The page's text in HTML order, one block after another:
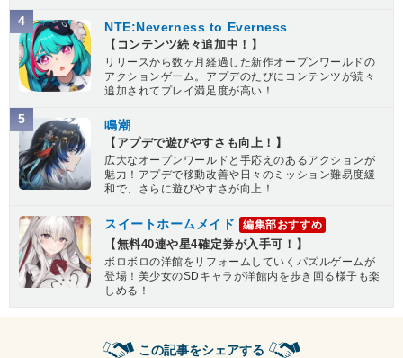
4 NTE:Neverness to Everness
【コンテンツ続々追加中！】
リリースから数ヶ月経過した新作オープンワールドの
アクションゲーム。アプデのたびにコンテンツが続々
追加されてプレイ満足度が高い！
5 鳴潮
【アプデで遊びやすさも向上！】
広大なオープンワールドと手応えのあるアクションが
魅力！アプデで移動改善や日々のミッション難易度緩
和で、さらに遊びやすさが向上！
スイートホームメイド 編集部おすすめ
【無料40連や星4確定券が入手可！】
ボロボロの洋館をリフォームしていくパズルゲームが
登場！美少女のSDキャラが洋館内を歩き回る様子も楽
しめる！
この記事をシェアする